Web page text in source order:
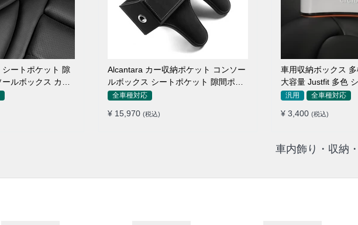
ートポケット 隙
ルボックス カー
Alcantara カー収納ポケット コンソー
ルボックス シートポケット 隙間ポケ
ットセット
全車種対応
¥ 15,970 (税込)
車用収納ボックス
大容量 Justfit 多色
ャップ 隙間収納
汎用 全車種対応
¥ 3,400 (税込)
車内飾り・収納